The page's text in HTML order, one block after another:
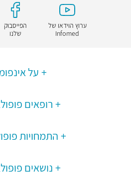
ערוץ הוידאו של
Infomed
הפייסבוק
שלנו
על
רופאים
התמחויות
נושאים